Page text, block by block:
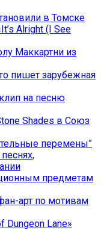
в Томске
Alright (I See
Маккартни из
пишет зарубежная
на песню
Shades в Союз
перемены”
предметам
арт по мотивам
Dungeon Lane»